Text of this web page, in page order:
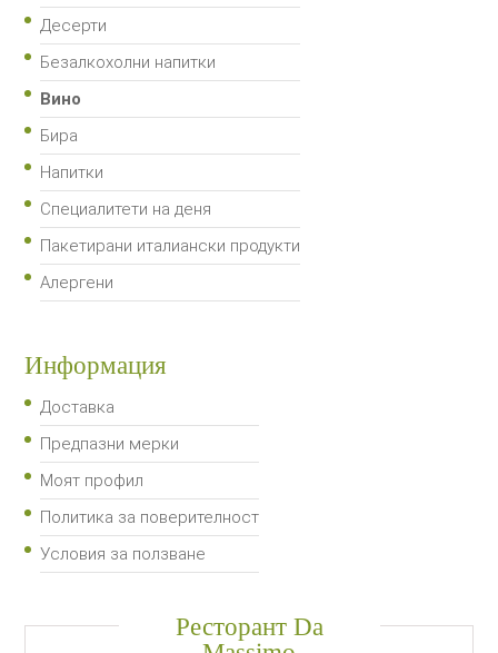
Десерти
Безалкохолни напитки
Вино
Бира
Напитки
Специалитети на деня
Пакетирани италиански продукти
Алергени
Информация
Доставка
Предпазни мерки
Моят профил
Политика за поверителност
Условия за ползване
Ресторант Da